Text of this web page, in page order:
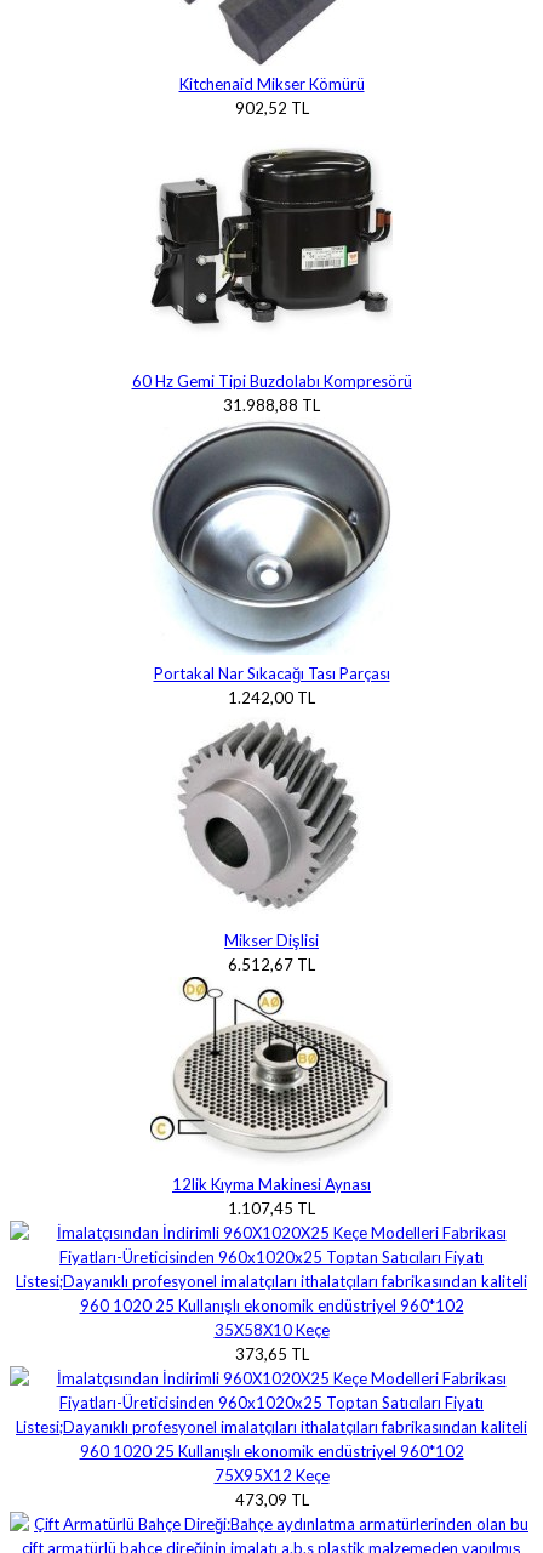
Kitchenaid Mikser Kömürü
902,52 TL
60 Hz Gemi Tipi Buzdolabı Kompresörü
31.988,88 TL
Portakal Nar Sıkacağı Tası Parçası
1.242,00 TL
Mikser Dişlisi
6.512,67 TL
12lik Kıyma Makinesi Aynası
1.107,45 TL
35X58X10 Keçe
373,65 TL
75X95X12 Keçe
473,09 TL